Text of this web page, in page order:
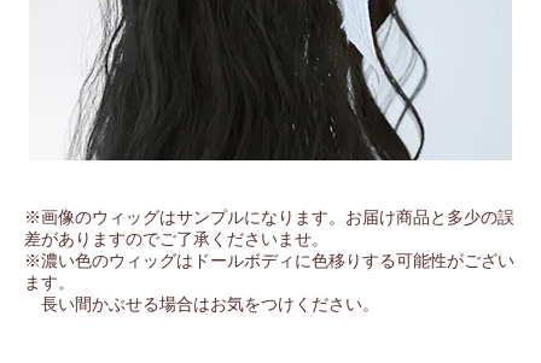
※画像のウィッグはサンプルになります。お届け商品と多少の誤
差がありますのでご了承くださいませ。
※濃い色のウィッグはドールボディに色移りする可能性がござい
ます。
長い間かぶせる場合はお気をつけください。